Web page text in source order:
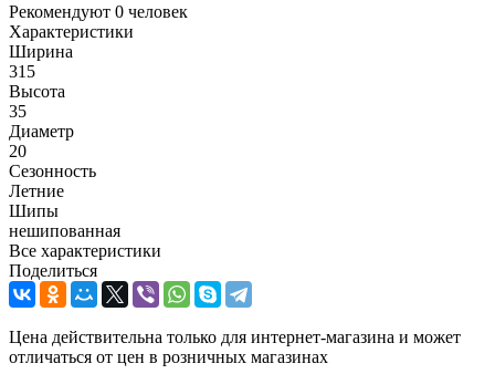
Рекомендуют 0 человек
Характеристики
Ширина
315
Высота
35
Диаметр
20
Сезонность
Летние
Шипы
нешипованная
Все характеристики
Поделиться
Цена действительна только для интернет-магазина и может
отличаться от цен в розничных магазинах